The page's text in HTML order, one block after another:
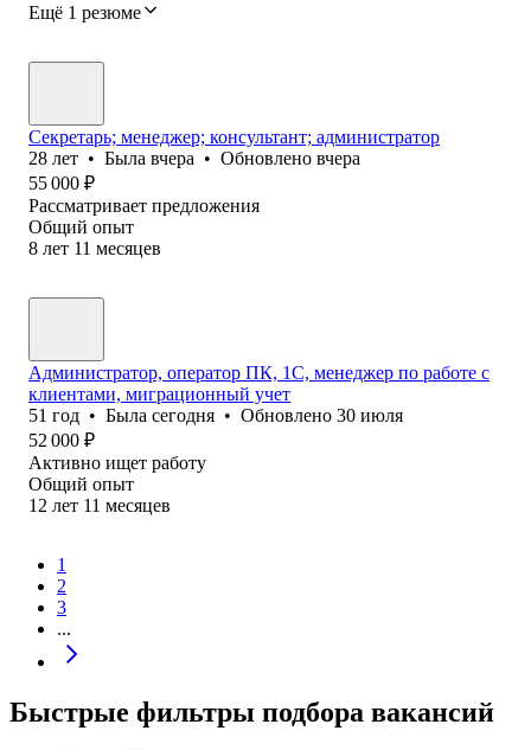
Ещё 1 резюме
Секретарь; менеджер; консультант; администратор
28 лет • Была вчера • Обновлено вчера
55 000 ₽
Рассматривает предложения
Общий опыт
8 лет 11 месяцев
Администратор, оператор ПК, 1С, менеджер по работе с
клиентами, миграционный учет
51 год • Была сегодня • Обновлено 30 июля
52 000 ₽
Активно ищет работу
Общий опыт
12 лет 11 месяцев
1
2
3
...
Быстрые фильтры подбора вакансий